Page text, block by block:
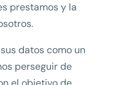
prestamos y la
datos como un
perseguir de